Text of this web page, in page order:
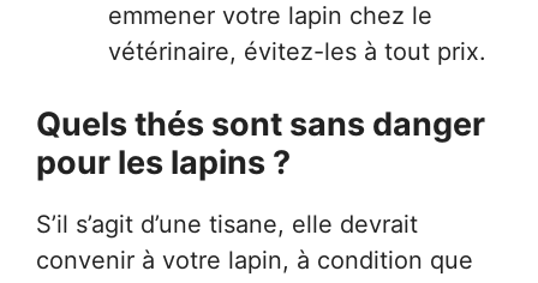
emmener votre lapin chez le
vétérinaire, évitez-les à tout prix.
Quels thés sont sans danger
pour les lapins ?
S’il s’agit d’une tisane, elle devrait
convenir à votre lapin, à condition que